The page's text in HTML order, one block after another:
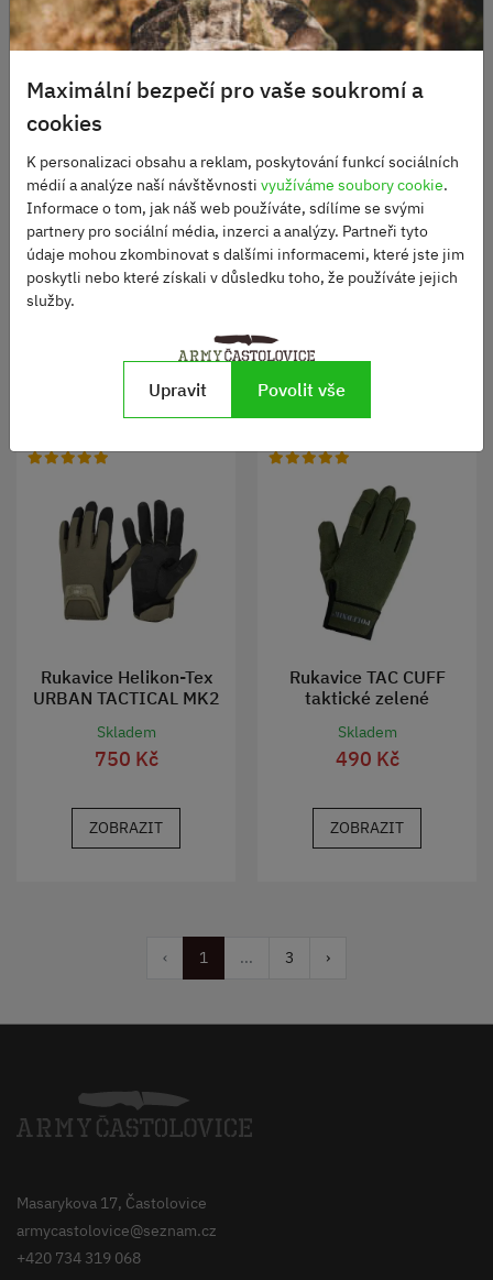
Taktické rukavice Viper
Skladem
790 Kč
Pletené rukavice Finger
Stall
Skladem
310 Kč
Rukavice Helikon-Tex
URBAN TACTICAL MK2
Skladem
750 Kč
ZOBRAZIT
Rukavice TAC CUFF
taktické zelené
Skladem
490 Kč
ZOBRAZIT
‹ 1 ... 3 ›
Masarykova 17, Častolovice
armycastolovice@seznam.cz
+420 734 319 068
Maximální bezpečí pro vaše soukromí a
cookies
K personalizaci obsahu a reklam, poskytování funkcí sociálních
médií a analýze naší návštěvnosti využíváme soubory cookie.
Informace o tom, jak náš web používáte, sdílíme se svými
partnery pro sociální média, inzerci a analýzy. Partneři tyto
údaje mohou zkombinovat s dalšími informacemi, které jste jim
poskytli nebo které získali v důsledku toho, že používáte jejich
služby.
Upravit Povolit vše